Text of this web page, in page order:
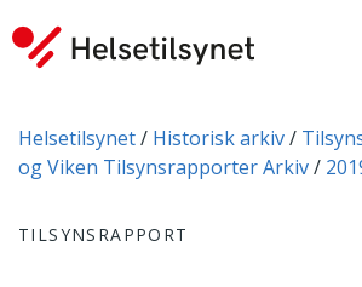
Du er her:
Helsetilsynet Historisk arkiv
og Viken Tilsynsrapporter Arkiv
TILSYNSRAPPORT